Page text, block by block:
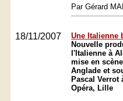
Par Gérard
18/11/2007
Une Italienne
Nouvelle
l'Italienne à
mise en
Anglade et
Pascal Verrot
Opéra, Lille